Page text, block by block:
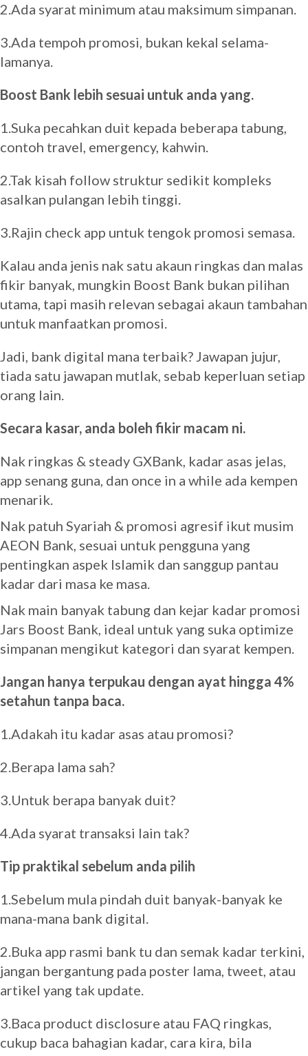
2.Ada syarat minimum atau maksimum simpanan.
3.Ada tempoh promosi, bukan kekal selama-
lamanya.
Boost Bank lebih sesuai untuk anda yang.
1.Suka pecahkan duit kepada beberapa tabung,
contoh travel, emergency, kahwin.
2.Tak kisah follow struktur sedikit kompleks
asalkan pulangan lebih tinggi.
3.Rajin check app untuk tengok promosi semasa.
Kalau anda jenis nak satu akaun ringkas dan malas
fikir banyak, mungkin Boost Bank bukan pilihan
utama, tapi masih relevan sebagai akaun tambahan
untuk manfaatkan promosi.
Jadi, bank digital mana terbaik? Jawapan jujur,
tiada satu jawapan mutlak, sebab keperluan setiap
orang lain.
Secara kasar, anda boleh fikir macam ni.
Nak ringkas & steady GXBank, kadar asas jelas,
app senang guna, dan once in a while ada kempen
menarik.
Nak patuh Syariah & promosi agresif ikut musim
AEON Bank, sesuai untuk pengguna yang
pentingkan aspek Islamik dan sanggup pantau
kadar dari masa ke masa.
Nak main banyak tabung dan kejar kadar promosi
Jars Boost Bank, ideal untuk yang suka optimize
simpanan mengikut kategori dan syarat kempen.
Jangan hanya terpukau dengan ayat hingga 4%
setahun tanpa baca.
1.Adakah itu kadar asas atau promosi?
2.Berapa lama sah?
3.Untuk berapa banyak duit?
4.Ada syarat transaksi lain tak?
Tip praktikal sebelum anda pilih
1.Sebelum mula pindah duit banyak-banyak ke
mana-mana bank digital.
2.Buka app rasmi bank tu dan semak kadar terkini,
jangan bergantung pada poster lama, tweet, atau
artikel yang tak update.
3.Baca product disclosure atau FAQ ringkas,
cukup baca bahagian kadar, cara kira, bila